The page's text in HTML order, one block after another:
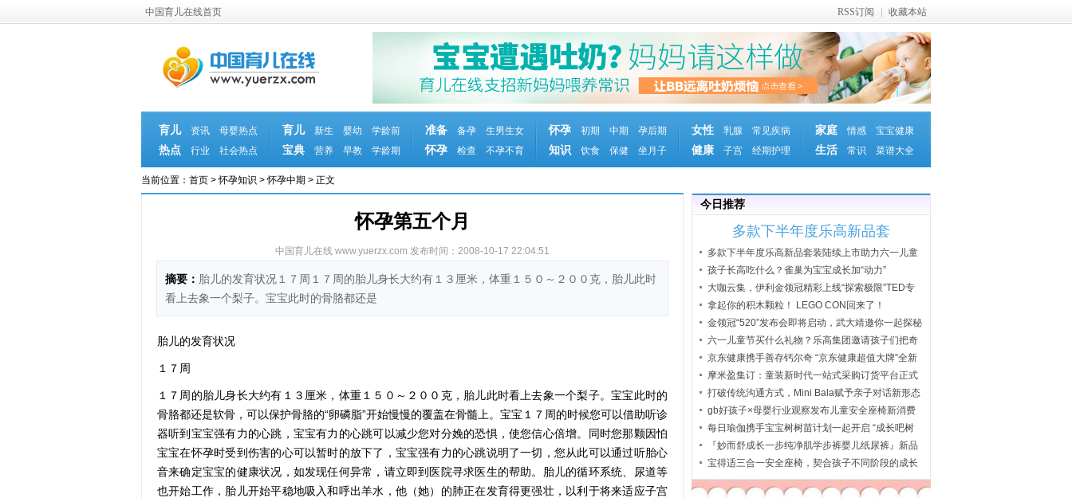
中国育儿在线首页 RSS订阅 收藏本站
育儿
热点
资讯
母婴热点
行业
社会热点
育儿
宝典
新生 婴幼
学龄前
营养
早教 学龄期
准备
怀孕
备孕
生男生女
检查
不孕不育
怀孕
知识
初期 中期
孕后期
饮食
保健 坐月子
女性
健康
乳腺
常见疾病
子宫
经期护理
家庭
生活
情感
宝宝健康
常识
菜谱大全
当前位置： 首页 >怀孕知识 >怀孕中期 > 正文
怀孕第五个月
中国育儿在线 www.yuerzx.com 发布时间：2008-10-17 22:04:51
摘要： 胎儿的发育状况１７周１７周的胎儿身长大约有１３厘米，体重１５０～２００克，胎儿此时
看上去象一个梨子。宝宝此时的骨胳都还是
胎儿的发育状况
１７周
１７周的胎儿身长大约有１３厘米，体重１５０～２００克，胎儿此时看上去象一个梨子。宝宝此时的
骨胳都还是软骨，可以保护骨胳的“卵磷脂”开始慢慢的覆盖在骨髓上。宝宝１７周的时候您可以借助听诊
器听到宝宝强有力的心跳，宝宝有力的心跳可以减少您对分娩的恐惧，使您信心倍增。同时您那颗因怕
宝宝在怀孕时受到伤害的心可以暂时的放下了，宝宝强有力的心跳说明了一切，您从此可以通过听胎心
音来确定宝宝的健康状况，如发现任何异常，请立即到医院寻求医生的帮助。胎儿的循环系统、尿道等
也开始工作，胎儿开始平稳地吸入和呼出羊水，他（她）的肺正在发育得更强壮，以利于将来适应子宫
今日推荐
多款下半年度乐高新品套
多款下半年度乐高新品套装陆续上市助力六一儿童
节
孩子长高吃什么？雀巢为宝宝成长加“动力”
大咖云集，伊利金领冠精彩上线“探索极限”TED专
场
拿起你的积木颗粒！ LEGO CON回来了！
金领冠“520”发布会即将启动，武大靖邀你一起探秘
六一儿童节买什么礼物？乐高集团邀请孩子们把奇
思
京东健康携手善存钙尔奇 “京东健康超值大牌”全新
摩米盈集订：童装新时代一站式采购订货平台正式
上
打破传统沟通方式，Mini Bala赋予亲子对话新形态
gb好孩子×母婴行业观察发布儿童安全座椅新消费
趋
每日瑜伽携手宝宝树树苗计划一起开启 “成长吧树
苗『妙而舒成长一步纯净肌学步裤婴儿纸尿裤』新品
上
宝得适三合一安全座椅，契合孩子不同阶段的成长
需